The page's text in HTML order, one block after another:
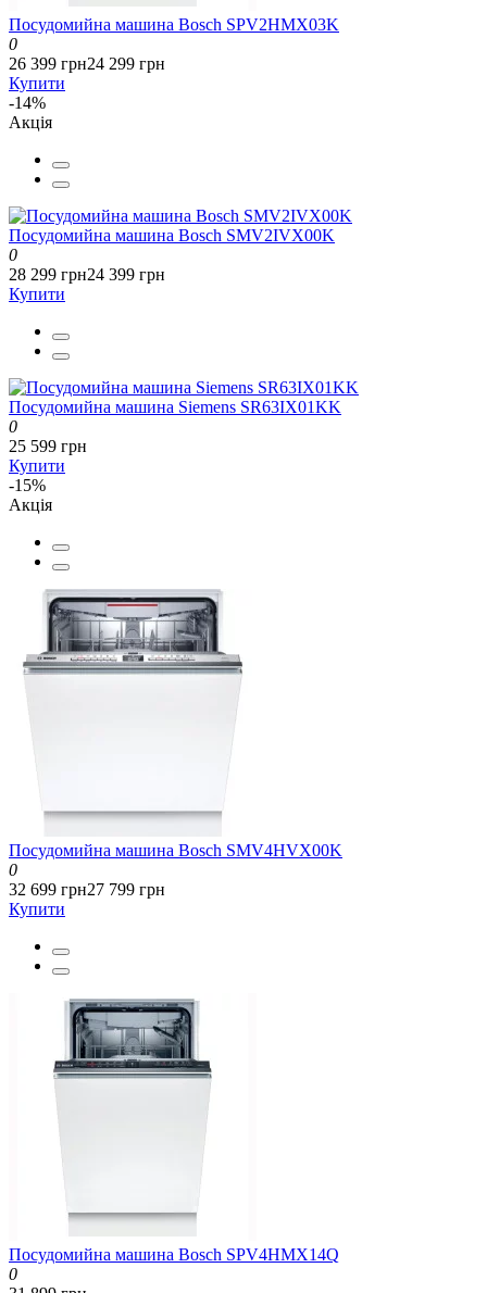
Посудомийна машина Bosch SPV2HMX03K
0
26 399 грн24 299 грн
Купити
-14%
Акція
Посудомийна машина Bosch SMV2IVX00K
0
28 299 грн24 399 грн
Купити
Посудомийна машина Siemens SR63IX01KK
0
25 599 грн
Купити
-15%
Акція
Посудомийна машина Bosch SMV4HVX00K
0
32 699 грн27 799 грн
Купити
Посудомийна машина Bosch SPV4HMX14Q
0